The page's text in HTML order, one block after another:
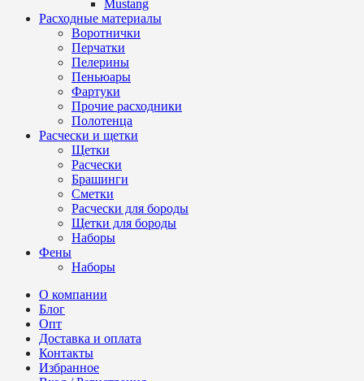
Mustang
Расходные материалы
Воротнички
Перчатки
Пелерины
Пеньюары
Фартуки
Прочие расходники
Полотенца
Расчески и щетки
Щетки
Расчески
Брашинги
Сметки
Расчески для бороды
Щетки для бороды
Наборы
Фены
Наборы
О компании
Блог
Опт
Доставка и оплата
Контакты
Избранное